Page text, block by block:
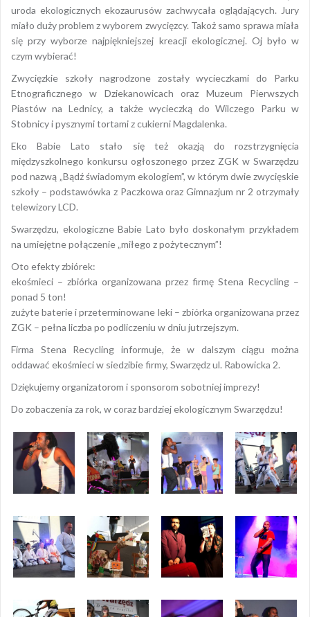
uroda ekologicznych ekozaurusów zachwycała oglądających. Jury
miało duży problem z wyborem zwycięzcy. Takoż samo sprawa miała
się przy wyborze najpiękniejszej kreacji ekologicznej. Oj było w
czym wybierać!
Zwycięzkie szkoły nagrodzone zostały wycieczkami do Parku
Etnograficznego w Dziekanowicach oraz Muzeum Pierwszych
Piastów na Lednicy, a także wycieczką do Wilczego Parku w
Stobnicy i pysznymi tortami z cukierni Magdalenka.
Eko Babie Lato stało się też okazją do rozstrzygnięcia
międzyszkolnego konkursu ogłoszonego przez ZGK w Swarzędzu
pod nazwą „Bądź świadomym ekologiem”, w którym dwie zwycięskie
szkoły – podstawówka z Paczkowa oraz Gimnazjum nr 2 otrzymały
telewizory LCD.
Swarzędzu, ekologiczne Babie Lato było doskonałym przykładem
na umiejętne połączenie „miłego z pożytecznym”!
Oto efekty zbiórek:
ekośmieci – zbiórka organizowana przez firmę Stena Recycling –
ponad 5 ton!
zużyte baterie i przeterminowane leki – zbiórka organizowana przez
ZGK – pełna liczba po podliczeniu w dniu jutrzejszym.
Firma Stena Recycling informuje, że w dalszym ciągu można
oddawać ekośmieci w siedzibie firmy, Swarzędz ul. Rabowicka 2.
Dziękujemy organizatorom i sponsorom sobotniej imprezy!
Do zobaczenia za rok, w coraz bardziej ekologicznym Swarzędzu!